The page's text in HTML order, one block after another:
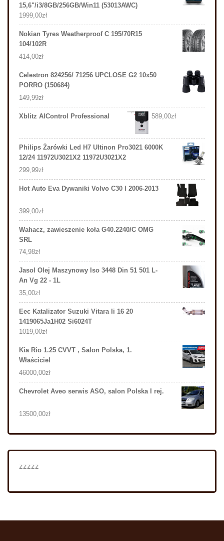
15,6"/i3/8GB/256GB/Win11 (53013AWC)
1999,00zł
Nokian Tyres Weatherproof C 195/70R15
104/102R
414,00zł
Celestron 824256/ 71256 UPCLOSE G2 10x50
PORRO (150684)
149,99zł
Xblitz AlControl Professional 589,00zł
Philips Żarówki Led H7 Ultinon Pro3021 6000K
12/24 11972U3021X2 11972U3021X2
299,99zł
Hot Auto Eva Dywaniki Volvo C30 I 2006-2013
399,00zł
Wahacz, zawieszenie koła G40.2240/C OMG
SRL
74,98zł
Jasol Olej Maszynowy Iso 3448 Din 51 501 L-
An Vg 22 - 1L
35,00zł
Eec Katalizator Suzuki Vitara Ii 16 20
1419065Ja1H02 Si6024T
1019,00zł
Kia Rio 1.25 CVVT , Salon Polska, 1.
Właściciel
46000,00zł
Chevrolet Aveo serwis ASO, salon Polska I rej.
13500,00zł
zzzzz